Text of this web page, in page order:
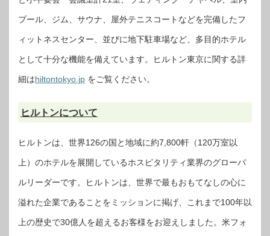
プール、ジム、サウナ、屋外テニスコートなどを完備したフ
ィットネスセンター、並びに地下駐車場など、多目的ホテル
として十分な機能を備えています。ヒルトン東京に関する詳
細はhiltontokyo.jp をご覧ください。
ヒルトンについて
ヒルトンは、世界126の国と地域に約7,800軒（120万室以
上）のホテルを展開しているホスピタリティ業界のグローバ
ルリーダーです。ヒルトンは、世界で最もおもてなしの心に
溢れた企業であることをミッションに掲げ、これまで100年以
上の歴史で30億人を超えるお客様をお迎えしました。米フォ